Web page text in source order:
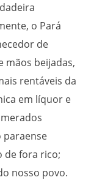
o Pará
de
mãos beijadas,
rentáveis da
em líquor e
paraense
de fora rico;
nosso povo.